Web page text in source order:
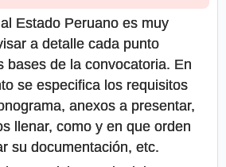
Estado Peruano es muy
a detalle cada punto
bases de la convocatoria. En
se especifica los requisitos
anexos a presentar,
llenar, como y en que orden
su documentación, etc.